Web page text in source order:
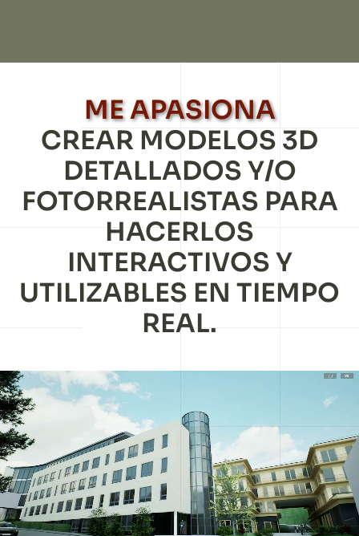
ME APASIONA
CREAR MODELOS 3D
DETALLADOS Y/O
FOTORREALISTAS PARA
HACERLOS
INTERACTIVOS Y
UTILIZABLES EN TIEMPO
REAL.
Edificio de Oficinas